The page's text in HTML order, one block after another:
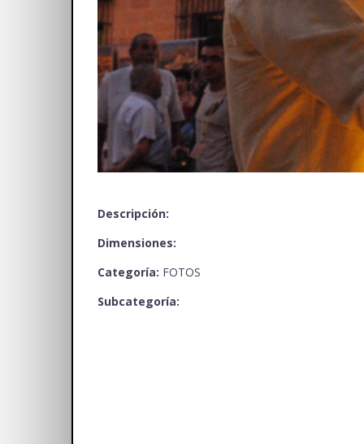
Descripción:
Dimensiones:
Categoría: FOTOS
Subcategoría: